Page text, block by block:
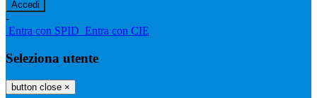
-
Entra con SPID Entra con CIE
Seleziona utente
button close ×